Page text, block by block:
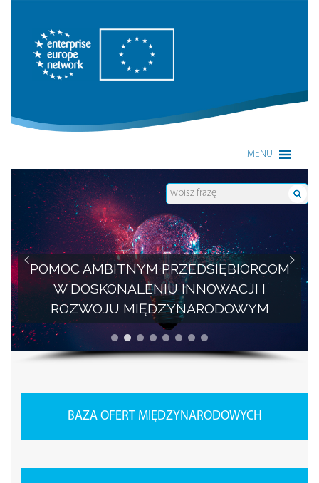
Enterprise Europe Network
MENU
POMOC AMBITNYM PRZEDSIĘBIORCOM
W DOSKONALENIU INNOWACJI I
ROZWOJU MIĘDZYNARODOWYM
BAZA OFERT MIĘDZYNARODOWYCH